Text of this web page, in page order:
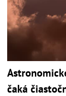
čaká